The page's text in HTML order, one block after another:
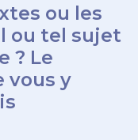
ou les
ou tel sujet
? Le
vous y